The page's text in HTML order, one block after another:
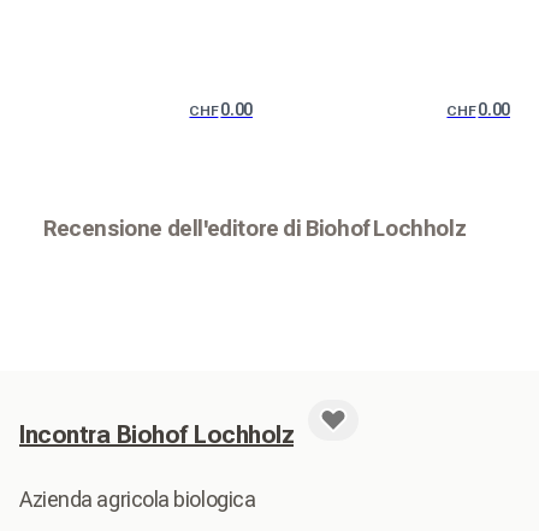
CHF0.00 CHF0.00
Recensione dell'editore di Biohof Lochholz
Incontra Biohof Lochholz
Azienda agricola biologica